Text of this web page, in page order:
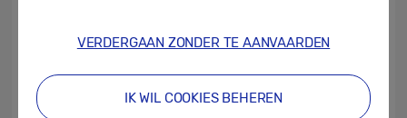
Connectivity Alliance
VERDERGAAN ZONDER TE AANVAARDEN
IK WIL COOKIES BEHEREN